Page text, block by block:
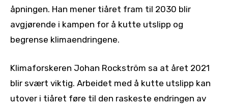
åpningen. Han mener tiåret fram til 2030 blir
avgjørende i kampen for å kutte utslipp og
begrense klimaendringene.
Klimaforskeren Johan Rockström sa at året 2021
blir svært viktig. Arbeidet med å kutte utslipp kan
utover i tiåret føre til den raskeste endringen av